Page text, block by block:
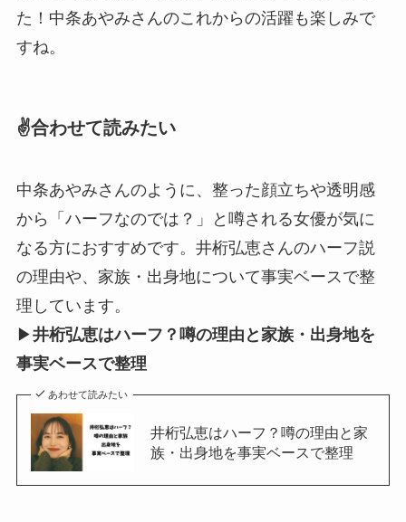
た！中条あやみさんのこれからの活躍も楽しみで
すね。
✌️合わせて読みたい
中条あやみさんのように、整った顔立ちや透明感
から「ハーフなのでは？」と噂される女優が気に
なる方におすすめです。井桁弘恵さんのハーフ説
の理由や、家族・出身地について事実ベースで整
理しています。
▶井桁弘恵はハーフ？噂の理由と家族・出身地を
事実ベースで整理
あわせて読みたい
井桁弘恵はハーフ？噂の理由と家
族・出身地を事実ベースで整理